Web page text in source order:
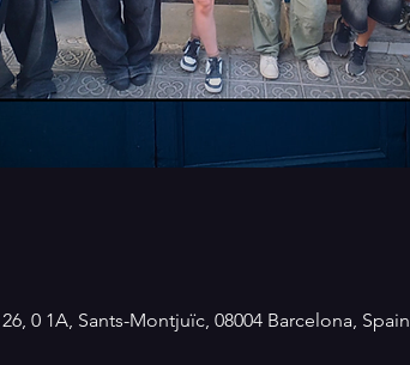
0 1A, Sants-Montjuïc, 08004 Barcelona, Spain